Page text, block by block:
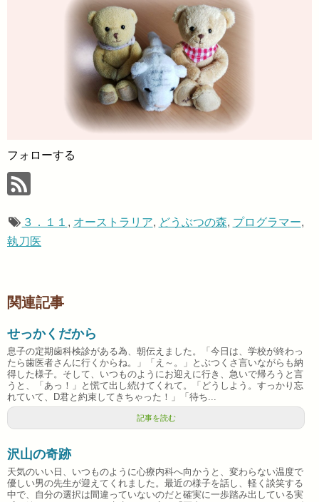
フォローする
３．１１ , オーストラリア, どうぶつの森, プログラマー,
執刀医
関連記事
せっかくだから
息子の定期歯科検診がある為、朝伝えました。「今日は、学校が終わっ
たら歯医者さんに行くからね。」「え～。」とぶつくさ言いながらも納
得した様子。そして、いつものようにお迎えに行き、急いで帰ろうと言
うと、「あっ！」と慌て出し続けてくれて。「どうしよう。すっかり忘
れていて、D君と約束してきちゃった！」「待ち...
記事を読む
沢山の奇跡
天気のいい日、いつものように心療内科へ向かうと、変わらない温度で
優しい男の先生が迎えてくれました。最近の様子を話し、軽く談笑する
中で、自分の選択は間違っていないのだと確実に一歩踏み出している実